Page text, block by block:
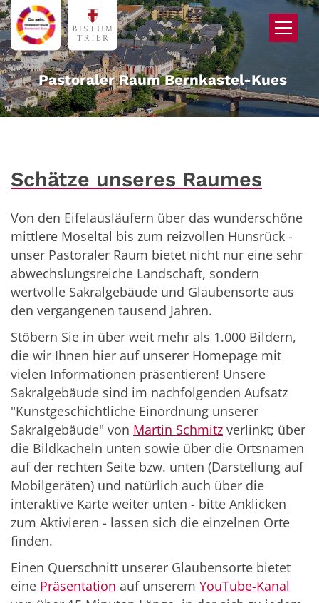
Zum Inhalt springen
Pastoraler Raum Bernkastel-Kues
Schätze unseres Raumes
Von den Eifelausläufern über das wunderschöne
mittlere Moseltal bis zum reizvollen Hunsrück -
unser Pastoraler Raum bietet nicht nur eine sehr
abwechslungsreiche Landschaft, sondern
wertvolle Sakralgebäude und Glaubensorte aus
den vergangenen tausend Jahren.
Stöbern Sie in über weit mehr als 1.000 Bildern,
die wir Ihnen hier auf unserer Homepage mit
vielen Informationen präsentieren! Unsere
Sakralgebäude sind im nachfolgenden Aufsatz
"Kunstgeschichtliche Einordnung unserer
Sakralgebäude" von Martin Schmitz verlinkt; über
die Bildkacheln unten sowie über die Ortsnamen
auf der rechten Seite bzw. unten (Darstellung auf
Mobilgeräten) und natürlich auch über die
interaktive Karte weiter unten - bitte Anklicken
zum Aktivieren - lassen sich die einzelnen Orte
finden.
Einen Querschnitt unserer Glaubensorte bietet
eine Präsentation auf unserem YouTube-Kanal